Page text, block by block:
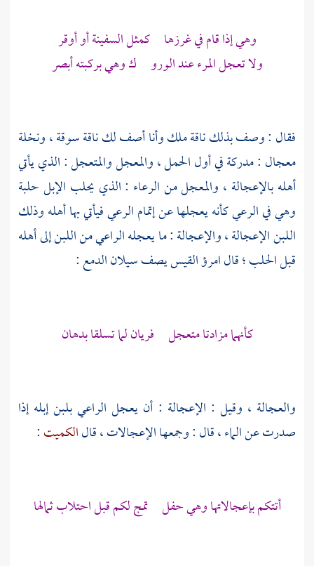
وهي إذا قام في غرزها كمثل السفينة أو أوقر
ولا تعجل المرء عند الورو ك وهي بركبته أبصر
فقال : وصف بذلك ناقة ملك وأنا أصف لك ناقة سوقة ، ونخلة
معجال : مدركة في أول الحمل ، والمعجل والمتعجل : الذي يأتي
أهله بالإعجالة ، والمعجل من الرعاء : الذي يحلب الإبل حلبة
وهي في الرعي كأنه يعجلها عن إتمام الرعي فيأتي بها أهله وذلك
اللبن الإعجالة ، والإعجالة : ما يعجله الراعي من اللبن إلى أهله
قبل الحلب ؛ قالامرؤ القيسيصف سيلان الدمع :
كأنهما مزادتا متعجل فريان لما تسلقا بدهان
والعجالة ، وقيل : الإعجالة : أن يعجل الراعي بلبن إبله إذا
صدرت عن الماء ، قال : وجمعها الإعجالات ، قالالكميت:
أتتكم بإعجالاتها وهي حفل تمج لكم قبل احتلاب ثمالها